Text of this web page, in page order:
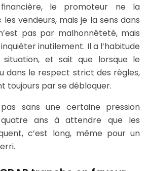
le promoteur ne la
vendeurs, mais je la sens dans
pas par malhonnêteté, mais
inutilement. Il a l’habitude
et sait que lorsque le
dans le respect strict des règles,
toujours par se débloquer.
sans une certaine pression
quatre ans à attendre que les
c’est long, même pour un